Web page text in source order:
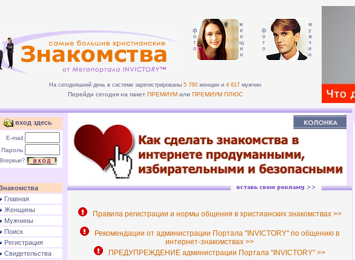
ф
о
т
о
ж
е
н
щ
и
н
ф
о
т
о
м
у
ж
ч
и
н
На сегодняшний день в системе зарегистрированы 5 760 женщин и 4 617 мужчин
Перейди сегодня на пакет ПРЕМИУМили ПРЕМИУМ ПЛЮС
вход здесь
E-mail
Пароль
Впервые?
Главная
Женщины
Мужчины
Поиск
Регистрация
Свидетельства
Правила регистрации и нормы общения в христианских знакомствах >>
Рекомендации от администрации Портала "INVICTORY" по общению в
интернет-знакомствах >>
ПРЕДУПРЕЖДЕНИЕ администрации Портала "INVICTORY" >>